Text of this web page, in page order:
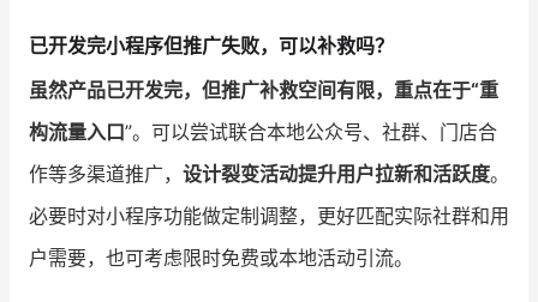
已开发完小程序但推广失败，可以补救吗？
虽然产品已开发完，但推广补救空间有限，重点在于“重
构流量入口”。可以尝试联合本地公众号、社群、门店合
作等多渠道推广， 设计裂变活动提升用户拉新和活跃度。
必要时对小程序功能做定制调整，更好匹配实际社群和用
户需要，也可考虑限时免费或本地活动引流。